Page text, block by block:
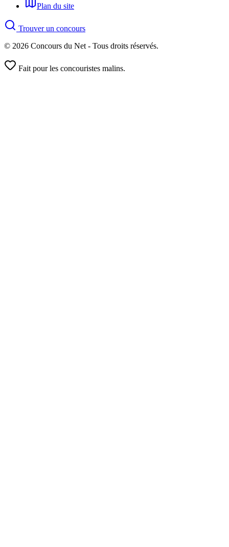
Plan du site
Trouver un concours
© 2026 Concours du Net - Tous droits réservés.
Fait pour les concouristes malins.